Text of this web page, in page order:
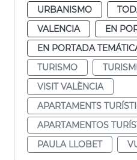
URBANISMO
VALENCIA
EN
EN PORTADA
TURISMO
VISIT VALÈNCIA
APARTAMENTS
APARTAMENTOS
PAULA LLOBET